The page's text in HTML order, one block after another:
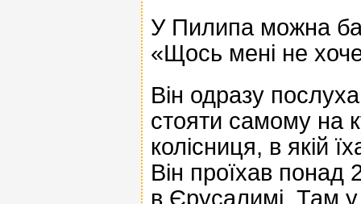
У Пилипа можна
«Щось мені не
Він одразу
стояти самому на
колісниця, в якій
Він проїхав понад
в Єрусалимі. Там у